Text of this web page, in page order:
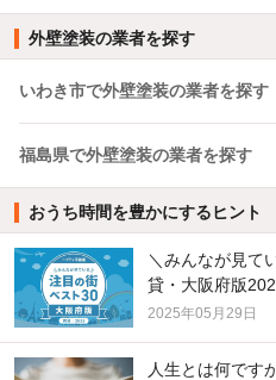
外壁塗装の業者を探す
いわき市で外壁塗装の業者を探す
福島県で外壁塗装の業者を探す
おうち時間を豊かにするヒント
＼みんなが見て
貸・大阪府版
2025年05月29日
人生とは何です